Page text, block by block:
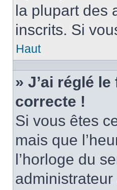
la plupart des
inscrits. Si
Haut
» J’ai réglé
correcte !
Si vous êtes
mais que
l’horloge du